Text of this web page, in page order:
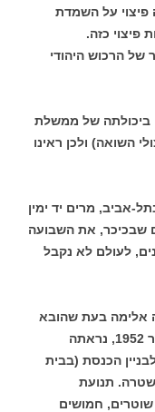
פיצוי על השמדת
פיצוי כזה.
של הרכוש היהודי
ביכולתה של ממשלת
השואה) ולכן ראינו
אביב, מרים יד ימין
שבכיכר, את השבועה
לעולם לא נקבל
אלימה בעת שהובא
הנושא לדיון בכנסת. באותו יום, ה-7 בינואר 1952, נראתה
הכנסת (בבית
תנועת
חמושים